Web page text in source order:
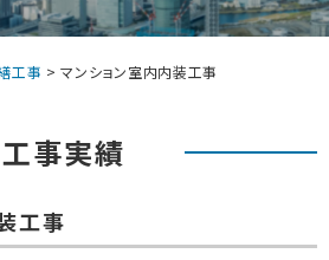
工事 >マンション室内内装工事
工事実績
工事